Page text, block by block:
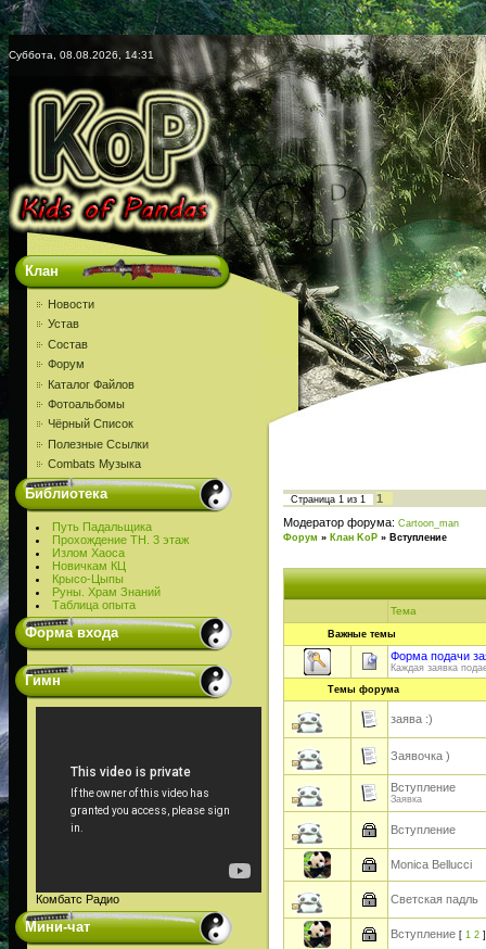
Суббота, 08.08.2026, 14:31
Клан
Новости
Устав
Состав
Форум
Каталог Файлов
Фотоальбомы
Чёрный Список
Полезные Ссылки
Combats Музыка
Библиотека
Путь Падальщика
Прохождение ТН. 3 этаж
Излом Хаоса
Новичкам КЦ
Крысо-Цыпы
Руны. Храм Знаний
Таблица опыта
Форма входа
Гимн
Комбатс Радио
Мини-чат
Страница 1 из 1
1
Модератор форума: Cartoon_man
Форум » Клан KoP » Вступление
Тема
Важные темы
Форма подачи
Каждая заявка
Темы форума
заява :)
Заявочка )
Вступление
Заявка
Вступление
Monica Bellucci
Светская падль
Вступление [ 1 2 ]